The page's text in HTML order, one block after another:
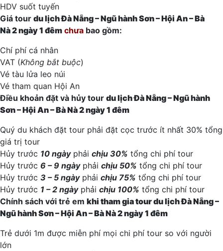
HDV suốt tuyến
Giá tour du lịch Đà Nẵng – Ngũ hành Sơn – Hội An – Bà
Nà2ngày 1 đêm chưa bao gồm:
Chí phí cá nhân
VAT (Không bắt buộc)
Vé tàu lửa leo núi
Vé tham quan Hội An
Điều khoản đặt và hủy tour du lịch Đà Nẵng – Ngũ hành
Sơn – Hội An – Bà Nà2ngày 1 đêm
Quý du khách đặt tour phải đặt cọc trước ít nhất 30% tổng
giá trị tour
Hủy trước 10 ngàyphải chịu 30% tổng chi phí tour
Hủy trước 6 – 9 ngàyphải chịu 50% tổng chi phí tour
Hủy trước 3 – 5 ngàyphải chịu 75% tổng chi phí tour
Hủy trước 1 – 2 ngàyphải chịu 100% tổng chi phí tour
Chính sách với trẻ em khi tham gia tourdu lịch Đà Nẵng –
Ngũ hành Sơn – Hội An – Bà Nà2ngày 1 đêm
Trẻ dưới 1m được miễn phí mọi chi phí tour so với người
lớn